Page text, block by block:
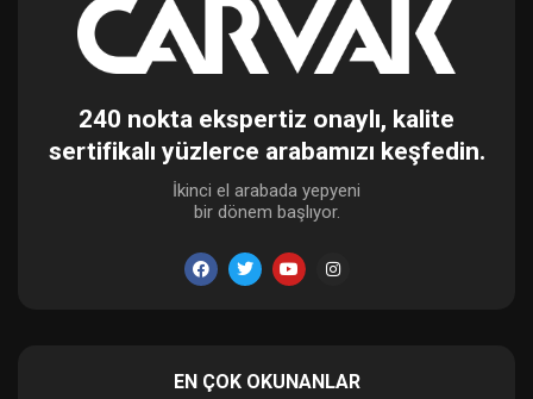
240 nokta ekspertiz onaylı, kalite
sertifikalı yüzlerce arabamızı keşfedin.
İkinci el arabada yepyeni
bir dönem başlıyor.
EN ÇOK OKUNANLAR